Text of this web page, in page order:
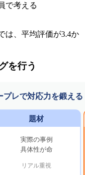
で考える
は、平均評価が3.4か
を行う